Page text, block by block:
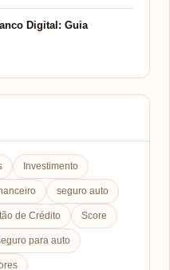
Digital: Guia
Investimento
seguro auto
de Crédito Score
para auto